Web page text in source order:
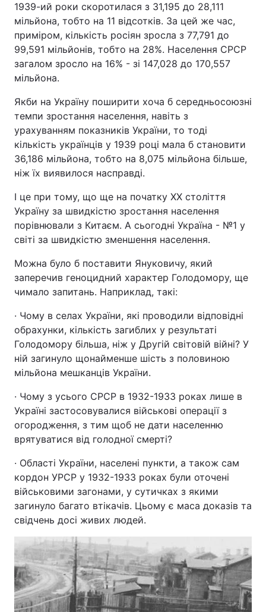
1939-ий роки скоротилася з 31,195 до 28,111
мільйона, тобто на 11 відсотків. За цей же час,
приміром, кількість росіян зросла з 77,791 до
99,591 мільйонів, тобто на 28%. Населення СРСР
загалом зросло на 16% - зі 147,028 до 170,557
мільйона.
Якби на Україну поширити хоча б середньосоюзні
темпи зростання населення, навіть з
урахуванням показників України, то тоді
кількість українців у 1939 році мала б становити
36,186 мільйона, тобто на 8,075 мільйона більше,
ніж їх виявилося насправді.
І це при тому, що ще на початку ХХ століття
Україну за швидкістю зростання населення
порівнювали з Китаєм. А сьогодні Україна - №1 у
світі за швидкістю зменшення населення.
Можна було б поставити Януковичу, який
заперечив геноцидний характер Голодомору, ще
чимало запитань. Наприклад, такі:
· Чому в селах України, які проводили відповідні
обрахунки, кількість загиблих у результаті
Голодомору більша, ніж у Другій світовій війні? У
ній загинуло щонайменше шість з половиною
мільйона мешканців України.
· Чому з усього СРСР в 1932-1933 роках лише в
Україні застосовувалися військові операції з
огородження, з тим щоб не дати населенню
врятуватися від голодної смерті?
· Області України, населені пункти, а також сам
кордон УРСР у 1932-1933 роках були оточені
військовими загонами, у сутичках з якими
загинуло багато втікачів. Цьому є маса доказів та
свідчень досі живих людей.